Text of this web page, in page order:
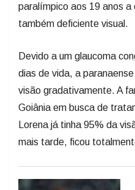
paralímpico aos 19 anos a
também deficiente visual.
Devido a um glaucoma
dias de vida, a
visão gradativamente. A
Goiânia em busca de
Lorena já tinha 95% da
mais tarde, ficou